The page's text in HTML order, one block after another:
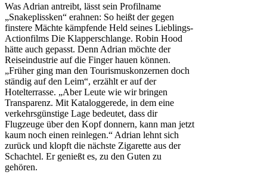
Was Adrian antreibt, lässt sein Profilname
„Snakeplissken“ erahnen: So heißt der gegen
finstere Mächte kämpfende Held seines Lieblings-
Actionfilms Die Klapperschlange. Robin Hood
hätte auch gepasst. Denn Adrian möchte der
Reiseindustrie auf die Finger hauen können.
„Früher ging man den Tourismuskonzernen doch
ständig auf den Leim“, erzählt er auf der
Hotelterrasse. „Aber Leute wie wir bringen
Transparenz. Mit Kataloggerede, in dem eine
verkehrsgünstige Lage bedeutet, dass dir
Flugzeuge über den Kopf donnern, kann man jetzt
kaum noch einen reinlegen.“ Adrian lehnt sich
zurück und klopft die nächste Zigarette aus der
Schachtel. Er genießt es, zu den Guten zu
gehören.